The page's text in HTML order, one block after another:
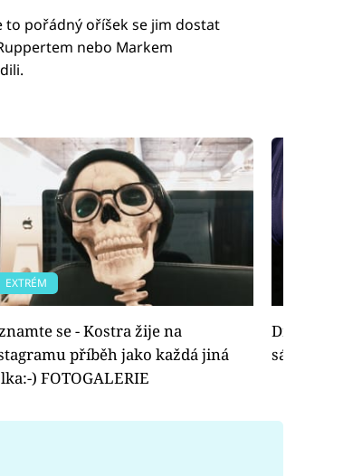
to pořádný oříšek se jim dostat
nebo Markem
EXTRÉM
se - Kostra žije na
příběh jako každá jiná
) FOTOGALERIE
Drsňák
sám! (Top